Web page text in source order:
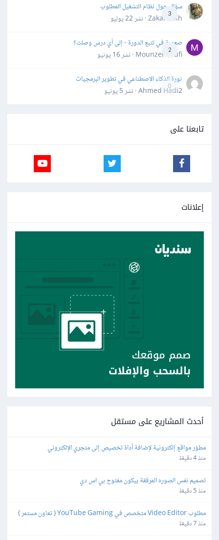
3
سؤال حول نظام التشغيل المطلوب
Zakaria Kh · نشر
22 يوليو
2
صعوبة في تتبع الدورة - إلى أي درس وصلت؟
Mounzer Soufi · نشر
16 يونيو
0
ثورة الذكاء الاصطناعي في تطوير البرمجيات
Ahmed Hadi2 · نشر
5 يونيو
تابعنا على
إعلانات
أحدث المشاريع على مستقل
مطوّر مواقع إلكترونية لإضافة أداة تخصيص إلى متجري الإلكتروني
منذ 4 دقيقة
تصميم نفس الصوره المرفقة بيكون مفتوح بي اس دي
منذ 5 دقيقة
مطلوب Video Editor متخصص في YouTube Gaming ( تعاون مستمر )
منذ 7 دقيقة